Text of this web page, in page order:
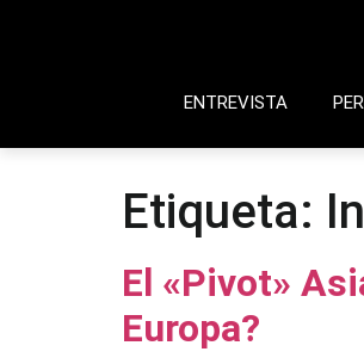
ENTREVISTA
Etiqueta:
El «Pivot»
Europa?